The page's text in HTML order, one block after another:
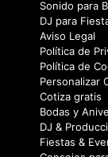
Karaoke en
Servicios
Renta de
Renta de
Preguntas
Preguntas
Proyectores
Proyectores
Servicio de
Tienda